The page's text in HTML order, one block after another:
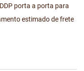
porta a porta para
estimado de frete